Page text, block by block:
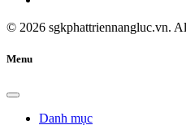
© 2026 sgkphattriennangluc.vn.
Menu
Danh mục